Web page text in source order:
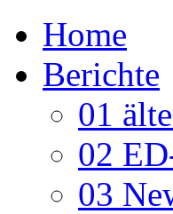
Home
Berichte
01
02
03